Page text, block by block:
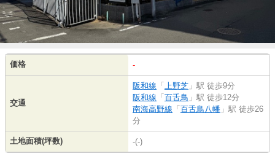
価格 -
交通
阪和線 「 上野芝 」駅 徒歩9分
阪和線 「 百舌鳥 」駅 徒歩12分
南海高野線 「 百舌鳥八幡 」駅 徒歩26
分
土地面積(坪数) -(-)